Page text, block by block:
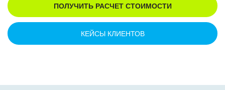
ПОЛУЧИТЬ РАСЧЕТ СТОИМОСТИ
КЕЙСЫ КЛИЕНТОВ